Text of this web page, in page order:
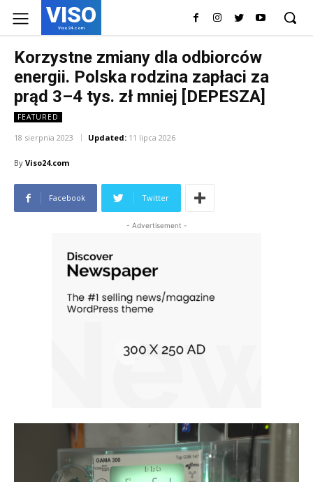
VISO
Viso24.com
Korzystne zmiany dla odbiorców
energii. Polska rodzina zapłaci za
prąd 3–4 tys. zł mniej [DEPESZA]
FEATURED
18 sierpnia 2023 Updated: 11 lipca 2026
By Viso24.com
Facebook Twitter
- Advertisement -